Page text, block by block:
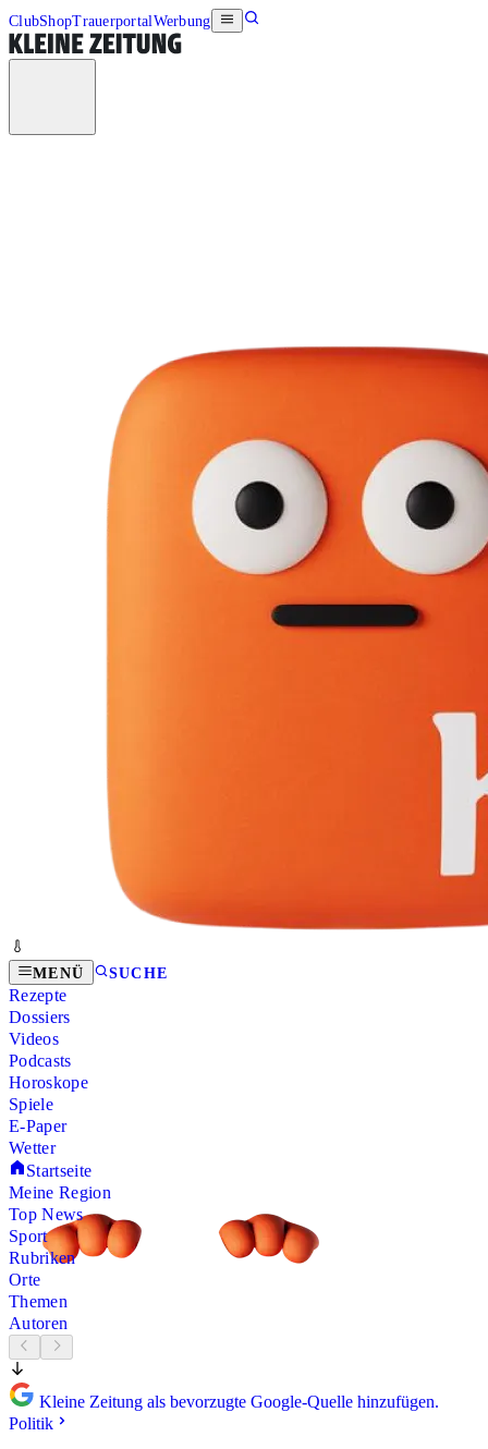
ClubShopTrauerportalWerbung
MENÜ SUCHE
Rezepte
Dossiers
Videos
Podcasts
Horoskope
Spiele
E-Paper
Wetter
Startseite
Meine Region
Top News
Sport
Rubriken
Orte
Themen
Autoren
Kleine Zeitung als bevorzugte Google-Quelle hinzufügen.
Politik